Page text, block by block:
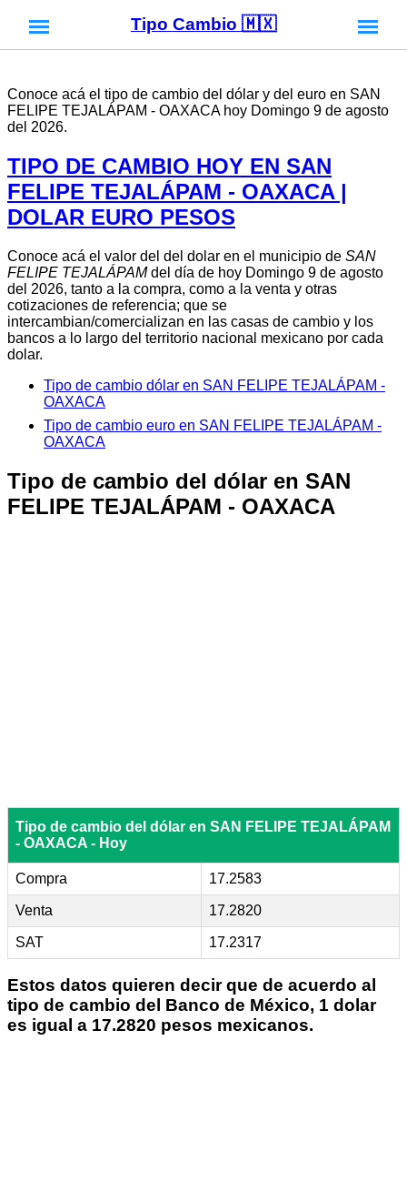
Tipo Cambio 🇲🇽
Conoce acá el tipo de cambio del dólar y del euro en SAN
FELIPE TEJALÁPAM - OAXACA hoy Domingo 9 de agosto
del 2026.
TIPO DE CAMBIO HOY EN SAN
FELIPE TEJALÁPAM - OAXACA |
DOLAR EURO PESOS
Conoce acá el valor del del dolar en el municipio de SAN
FELIPE TEJALÁPAMdel día de hoy Domingo 9 de agosto
del 2026, tanto a la compra, como a la venta y otras
cotizaciones de referencia; que se
intercambian/comercializan en las casas de cambio y los
bancos a lo largo del territorio nacional mexicano por cada
dolar.
Tipo de cambio dólar en SAN FELIPE TEJALÁPAM -
OAXACA
Tipo de cambio euro en SAN FELIPE TEJALÁPAM -
OAXACA
Tipo de cambio del dólar en SAN
FELIPE TEJALÁPAM - OAXACA
Tipo de cambio del dólar en SAN FELIPE TEJALÁPAM
- OAXACA - Hoy
Compra 17.2583
Venta 17.2820
SAT 17.2317
Estos datos quieren decir que de acuerdo al
tipo de cambio del Banco de México, 1 dolar
es igual a 17.2820 pesos mexicanos.